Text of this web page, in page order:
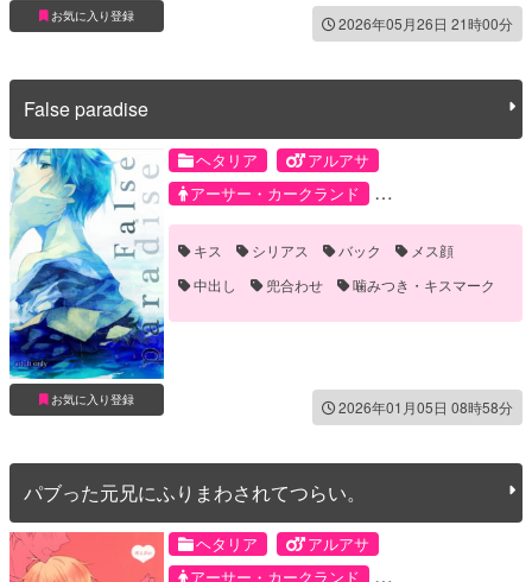
お気に入り登録 2026年05月26日 21時00分
False paradise
お気に入り登録
ヘタリア
アルアサ
アーサー・カークランド
アルフレッド・F・ジョーンズ
キス シリアス バック
メス顔
中出し
兜合わせ
噛みつき・キスマーク
手コキ
手マン 眼鏡
2026年01月05日 08時58分
パブった元兄にふりまわされてつらい。
ヘタリア
アルアサ
アーサー・カークランド